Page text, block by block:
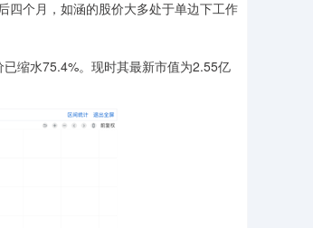
个月，如涵的股价大多处于单边下工作
缩水75.4%。现时其最新市值为2.55亿